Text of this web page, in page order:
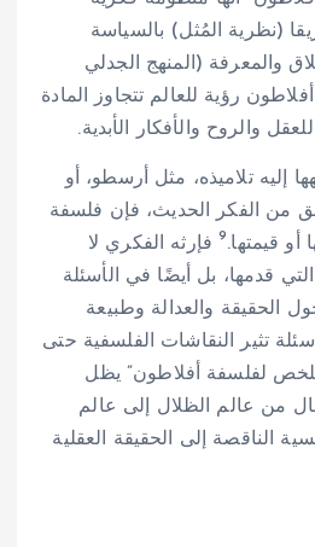
(نظرية المُثل) بالسياسة
والمعرفة (المنهج الجدلي
رؤية للعالم تتجاوز المادة
والروح والأفكار الأبدية.
إليه تلاميذه، مثل أرسطو، أو
من الفكر الحديث، فإن فلسفة
أو قيمتها.9 فإرثه الفكري لا
قدمها، بل أيضًا في الأسئلة
الحقيقة والعدالة وطبيعة
تثير النقاشات الفلسفية حتى
لفلسفة أفلاطون” يظل
من عالم الظلال إلى عالم
الناقصة إلى الحقيقة العقلية